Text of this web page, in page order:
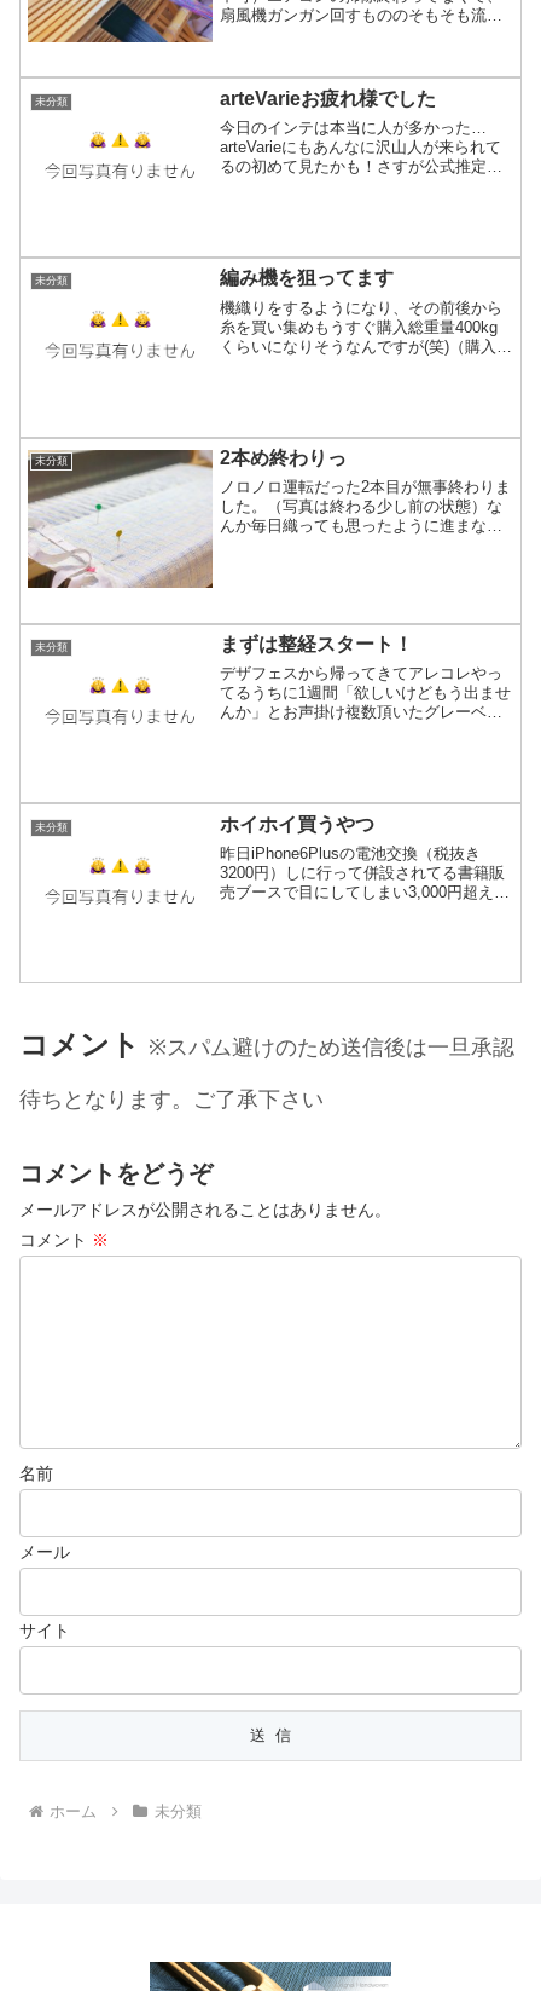
扇風機ガンガン回すもののそもそも流れ
だったもんで作業出来ず。夕方日が暮れ
始めて少し気温が下...
未分類 arteVarieお疲れ様でした
今日のインテは本当に人が多かった…
arteVarieにもあんなに沢山人が来られて
るの初めて見たかも！さすが公式推定来
未分類 編み機を狙ってます
機織りをするようになり、その前後から
糸を買い集めもうすぐ購入総重量400kg
くらいになりそうなんですが(笑)（購入し
未分類 2本め終わりっ
ノロノロ運転だった2本目が無事終わりま
した。（写真は終わる少し前の状態）な
んか毎日織っても思ったように進まなく
未分類 まずは整経スタート！
デザフェスから帰ってきてアレコレやっ
てるうちに1週間「欲しいけどもう出ませ
んか」とお声掛け複数頂いたグレーベー
未分類 ホイホイ買うやつ
昨日iPhone6Plusの電池交換（税抜き
3200円）しに行って併設されてる書籍販
売ブースで目にしてしまい3,000円超えだ
コメント ※スパム避けのため送信後は一旦承認
待ちとなります。ご了承下さい
コメントをどうぞ
メールアドレスが公開されることはありません。
コメント ※
名前
メール
サイト
ホーム 未分類